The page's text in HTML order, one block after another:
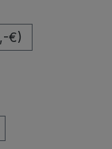
€)